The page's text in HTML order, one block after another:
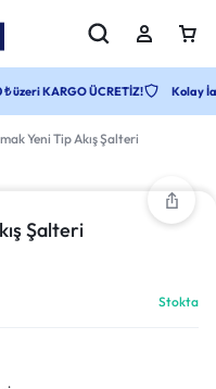
₺ üzeri KARGO ÜCRETİZ! Kolay
Yeni Tip Akış Şalteri
Şalteri
Stokta